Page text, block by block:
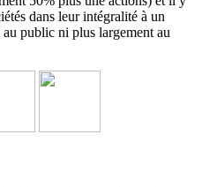
dans leur intégralité à un
public ni plus largement au